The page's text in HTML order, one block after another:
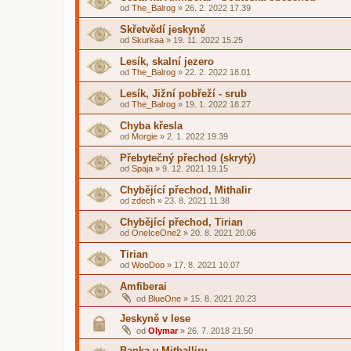
od The_Balrog » 26. 2. 2022 17.39
Skřetvědí jeskyně
od Skurkaa » 19. 11. 2022 15.25
Lesík, skalní jezero
od The_Balrog » 22. 2. 2022 18.01
Lesík, Jižní pobřeží - srub
od The_Balrog » 19. 1. 2022 18.27
Chyba křesla
od Morgie » 2. 1. 2022 19.39
Přebytečný přechod (skrytý)
od Spaja » 9. 12. 2021 19.15
Chybějící přechod, Mithalir
od zdech » 23. 8. 2021 11.38
Chybějící přechod, Tirian
od OneIceOne2 » 20. 8. 2021 20.06
Tirian
od WooDoo » 17. 8. 2021 10.07
Amfiberai
od BlueOne » 15. 8. 2021 20.23
Jeskyně v lese
od Olymar» 26. 7. 2018 21.50